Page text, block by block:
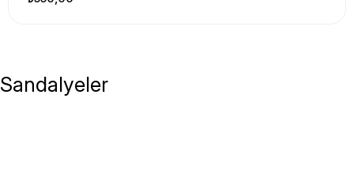
Sandalyeler